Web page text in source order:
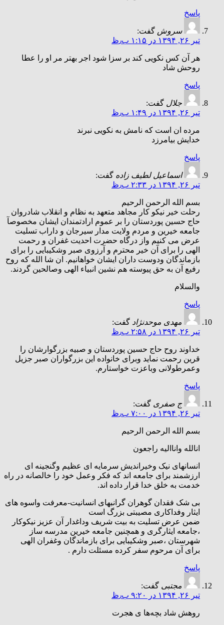
پاسخ
سروش گفت:
تیر ۲۶, ۱۳۹۴ در ۱:۱۵ ب٫ظ
هر آن کس نکویی کند بر سزا شود اجر بهتر مر او را عطا
روحش شاد
پاسخ
جلال گفت:
تیر ۲۶, ۱۳۹۴ در ۱:۴۹ ب٫ظ
مرده ان است که نامش به نکویی نبرند
خدایش بیامرزد
پاسخ
اسماعیل لطیف زاده گفت:
تیر ۲۶, ۱۳۹۴ در ۲:۳۳ ب٫ظ
بسم الله الرحمن الرحیم
رحلت خیر نیکو کار مجاهد متعهد به نظام و انقلاب شادروان
حاج حسین پوردستان را بر عموم ارادتمندان ایشان مخصوصآ
جامعه خیرین و مردم ولایت مدار سیرجان و داراب تسلیت
عرض می کنیم واز درگاه حضرت احدیت غفران و رحمت
الهی را برای آن خیر محترم و آرزوی صبر وشکیبایی را برای
بازماندگان ودوست داران ایشان خواهانیم. ان شا الله که روح
رفیع آن به حق پیوسته هم نشین انبیاء الهی وصالحین گردند.
والسلام
پاسخ
مهدی موحدنژاد گفت:
تیر ۲۶, ۱۳۹۴ در ۲:۵۸ ب٫ظ
خداوند روح حاج حسین پوردستان و صبیه بزرگوارشان را
قرین رحمت نماید وبرای خانواده این بزرگواران صبر جزیل
وعمرطولانی وباعزت خواستارم.
پاسخ
ج صفری گفت:
تیر ۲۶, ۱۳۹۴ در ۷:۰۰ ب٫ظ
بسم الله الرحمن الرحیم
انالله واناالیه راجعون
انسانهای نیک وخیراندیش سرمایه ای عظیم وگنجینه ای
ارزشمند برای جامعه اند که فکر وعمل خود را خالصانه در راه
خدمت به خلق خدا قرار داده اند.
بی شک فقدان گوهران گرانبهای انسانیت-معرفت واسوه های
ایثار وفداکاری مصیبتی بزرگ است
ضمن عرض تسلیت به بیت شریف وداغدار آن عزیز نیکوکار
،جامعه ایثارگری و همچنین جامعه خیرین مدرسه ساز
شهرستان ،صبر وشکیبایی برای بازماندگان وغفران الهی
برای آن مرحوم سفر کرده مسئلت دارم .
پاسخ
مجتبی گفت:
تیر ۲۶, ۱۳۹۴ در ۹:۲۰ ب٫ظ
روهش شاد بچه‌ها ی هجرت